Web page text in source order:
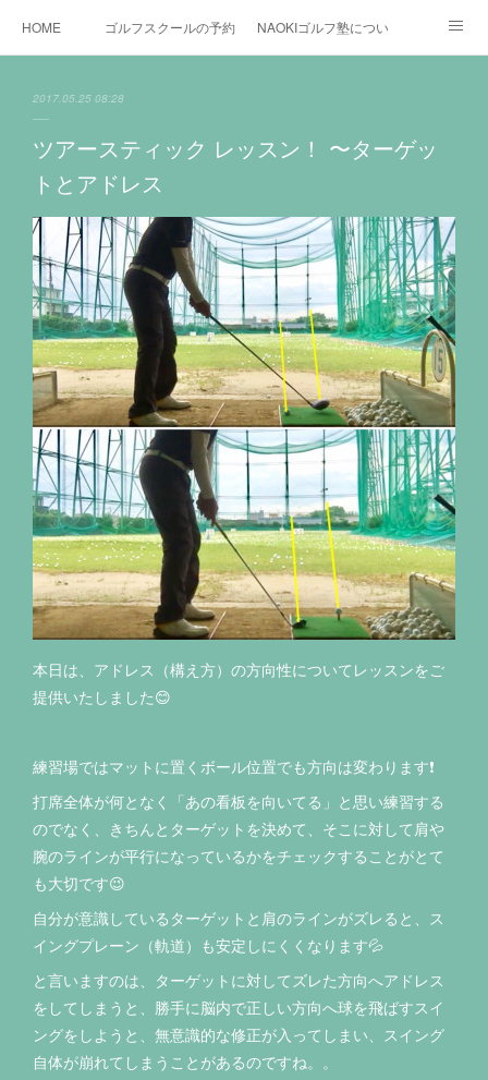
HOME ゴルフスクールの予約状況NAOKIゴルフ塾について
インスタグラム X
2017.05.25 08:28
ツアースティック レッスン！ 〜ターゲッ
トとアドレス
本日は、アドレス（構え方）の方向性についてレッスンをご
提供いたしました😊
練習場ではマットに置くボール位置でも方向は変わります❗️
打席全体が何となく「あの看板を向いてる」と思い練習する
のでなく、きちんとターゲットを決めて、そこに対して肩や
腕のラインが平行になっているかをチェックすることがとて
も大切です😉
自分が意識しているターゲットと肩のラインがズレると、ス
イングプレーン（軌道）も安定しにくくなります💦
と言いますのは、ターゲットに対してズレた方向へアドレス
をしてしまうと、勝手に脳内で正しい方向へ球を飛ばすスイ
ングをしようと、無意識的な修正が入ってしまい、スイング
自体が崩れてしまうことがあるのですね。。